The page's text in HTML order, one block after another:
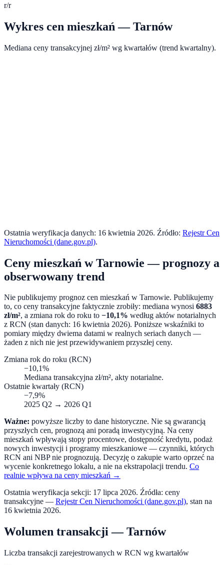
r/r
Wykres cen mieszkań —Tarnów
Mediana ceny transakcyjnej zł/m² wg kwartałów (trend kwartalny).
Ostatnia weryfikacja danych: 16 kwietnia 2026. Źródło: Rejestr Cen
Nieruchomości (dane.gov.pl).
Ceny mieszkań wTarnowie — prognozy a
obserwowany trend
Nie publikujemy prognoz cen mieszkań w Tarnowie. Publikujemy
to, co ceny transakcyjne faktycznie zrobiły: mediana wynosi 6883
zł/m², a zmiana rok do roku to −10,1% według aktów notarialnych
z RCN (stan danych: 16 kwietnia 2026). Poniższe wskaźniki to
pomiary między dwiema datami w realnych seriach danych —
żaden z nich nie jest przewidywaniem przyszłej ceny.
Zmiana rok do roku (RCN)
−10,1%
Mediana transakcyjna zł/m², akty notarialne.
Ostatnie kwartały (RCN)
−7,9%
2025 Q2 → 2026 Q1
Ważne: powyższe liczby to dane historyczne. Nie są gwarancją
przyszłych cen, prognozą ani poradą inwestycyjną. Na ceny
mieszkań wpływają stopy procentowe, dostępność kredytu, podaż
nowych inwestycji i programy mieszkaniowe — czynniki, których
RCN ani NBP nie prognozują. Decyzję o zakupie warto oprzeć na
wycenie konkretnego lokalu, a nie na ekstrapolacji trendu. Co
realnie wpływa na ceny mieszkań →
Ostatnia weryfikacja sekcji: 17 lipca 2026. Źródła: ceny
transakcyjne — Rejestr Cen Nieruchomości (dane.gov.pl), stan na
16 kwietnia 2026.
Wolumen transakcji —Tarnów
Liczba transakcji zarejestrowanych w RCN wg kwartałów